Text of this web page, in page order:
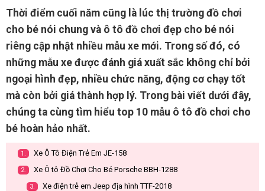
Thời điểm cuối năm cũng là lúc thị trường đồ chơi
cho bé nói chung và ô tô đồ chơi đẹp cho bé nói
riêng cập nhật nhiều mẫu xe mới. Trong số đó, có
những mẫu xe được đánh giá xuất sắc không chỉ bởi
ngoại hình đẹp, nhiều chức năng, động cơ chạy tốt
mà còn bởi giá thành hợp lý. Trong bài viết dưới đây,
chúng ta cùng tìm hiểu top 10 mẫu ô tô đồ chơi cho
bé hoàn hảo nhất.
1. Xe Ô Tô Điện Trẻ Em JE-158
2. Xe Ô tô Đồ Chơi Cho Bé Porsche BBH-1288
3. Xe điện trẻ em Jeep địa hình TTF-2018